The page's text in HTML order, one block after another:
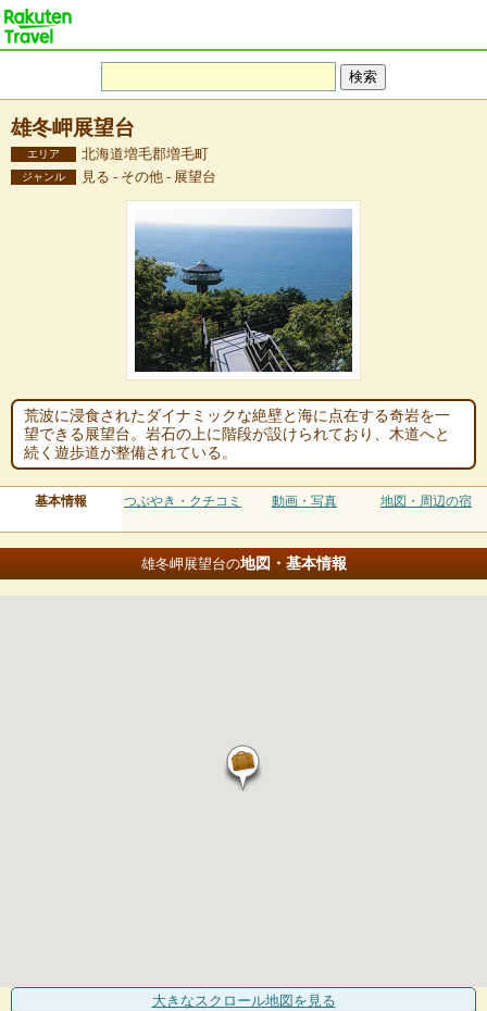
雄冬岬展望台
エリア 北海道増毛郡増毛町
ジャンル 見る - その他 - 展望台
荒波に浸食されたダイナミックな絶壁と海に点在する奇岩を一
望できる展望台。岩石の上に階段が設けられており、木道へと
続く遊歩道が整備されている。
基本情報 つぶやき・クチコミ 動画・写真 地図・周辺の宿
雄冬岬展望台の地図・基本情報
大きなスクロール地図 を見る